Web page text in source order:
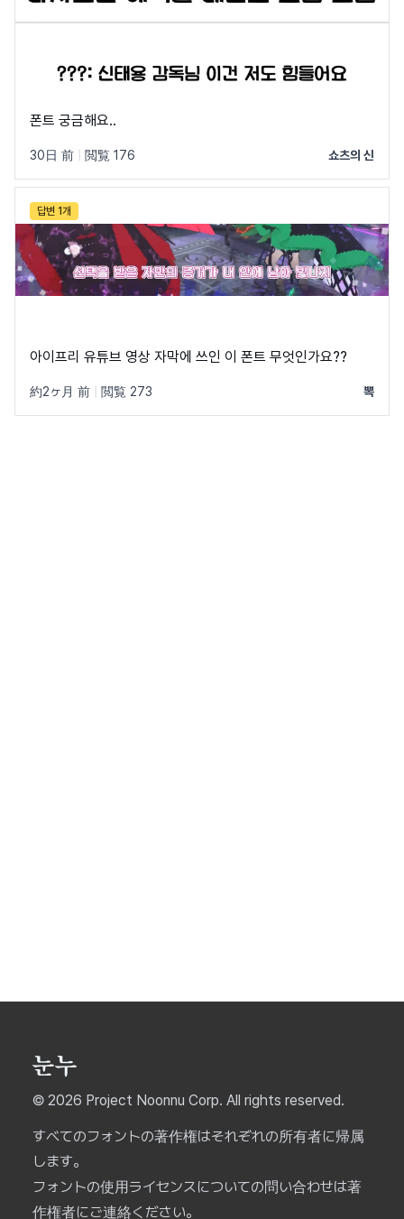
폰트 궁금해요..
30日 前 閲覧 176 쇼츠의 신
답변 1개
아이프리 유튜브 영상 자막에 쓰인 이 폰트 무엇인가요??
約2ヶ月 前 閲覧 273 뽁
© 2026 Project Noonnu Corp. All rights reserved.
すべてのフォントの著作権はそれぞれの所有者に帰属
します。
フォントの使用ライセンスについての問い合わせは著
作権者にご連絡ください。